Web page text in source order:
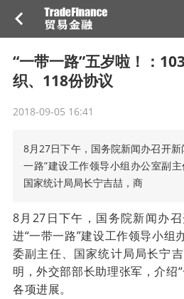
“一带一路”五岁啦！：
织、118份协议
2018-09-05 16:41
8月27日下午，国务院新闻办召开
一路”建设工作领导小组办公室副主
国家统计局局长宁吉喆，商
8月27日下午，国务院新闻办
进“一带一路”建设工作领导小组
委副主任、国家统计局局长宁
明，外交部部长助理张军，介绍
各项进展。
热
点
栏
贸
贸金微博
贸金书店
贸金投融（投融资信息平
活动
研习社
消息